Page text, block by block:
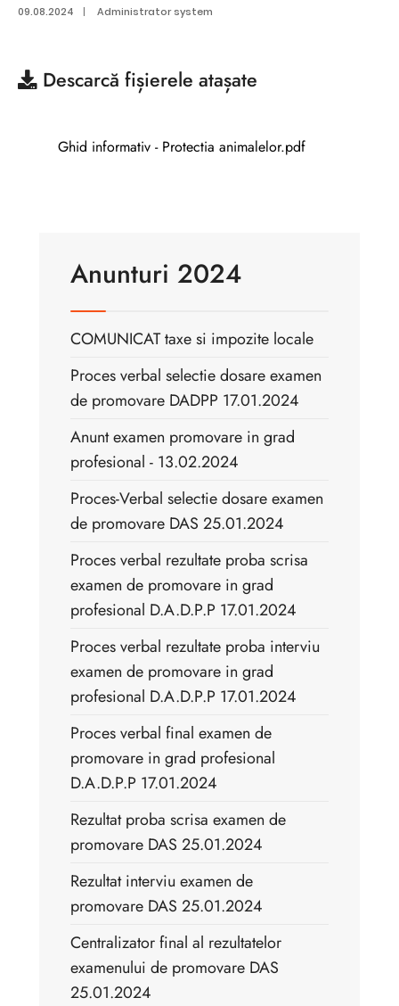
09.08.2024 | Administrator system
Descarcă fișierele atașate
Ghid informativ - Protectia animalelor.pdf
Anunturi 2024
COMUNICAT taxe si impozite locale
Proces verbal selectie dosare examen
de promovare DADPP 17.01.2024
Anunt examen promovare in grad
profesional - 13.02.2024
Proces-Verbal selectie dosare examen
de promovare DAS 25.01.2024
Proces verbal rezultate proba scrisa
examen de promovare in grad
profesional D.A.D.P.P 17.01.2024
Proces verbal rezultate proba interviu
examen de promovare in grad
profesional D.A.D.P.P 17.01.2024
Proces verbal final examen de
promovare in grad profesional
D.A.D.P.P 17.01.2024
Rezultat proba scrisa examen de
promovare DAS 25.01.2024
Rezultat interviu examen de
promovare DAS 25.01.2024
Centralizator final al rezultatelor
examenului de promovare DAS
25.01.2024